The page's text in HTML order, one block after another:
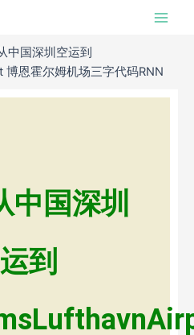
Main
中国深圳空运到
恩霍尔姆机场三字代码RNN
中国深圳
到